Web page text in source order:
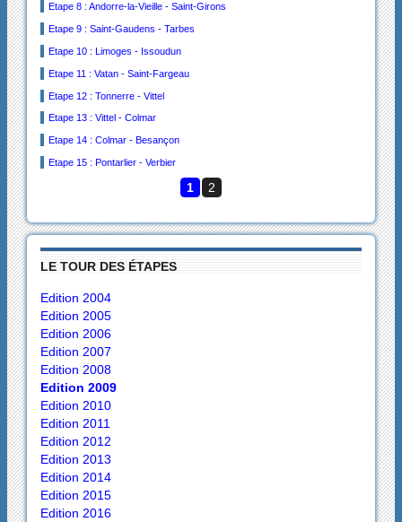
Etape 8 : Andorre-la-Vieille - Saint-Girons
Etape 9 : Saint-Gaudens - Tarbes
Etape 10 : Limoges - Issoudun
Etape 11 : Vatan - Saint-Fargeau
Etape 12 : Tonnerre - Vittel
Etape 13 : Vittel - Colmar
Etape 14 : Colmar - Besançon
Etape 15 : Pontarlier - Verbier
1 2
LE TOUR DES ÉTAPES
Edition 2004
Edition 2005
Edition 2006
Edition 2007
Edition 2008
Edition 2009
Edition 2010
Edition 2011
Edition 2012
Edition 2013
Edition 2014
Edition 2015
Edition 2016